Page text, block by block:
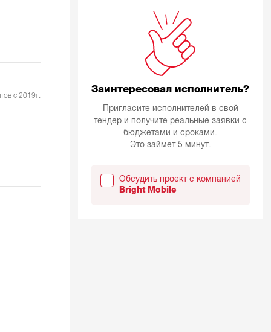
с 2019г.
Заинтересовал исполнитель?
Пригласите исполнителей в свой
тендер и получите реальные заявки с
бюджетами и сроками.
Это займет 5 минут.
Обсудить проект с компанией
Bright Mobile